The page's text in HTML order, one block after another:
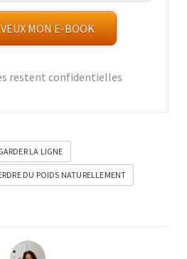
MON E-BOOK
restent confidentielles
LA LIGNE
DU POIDS NATURELLEMENT